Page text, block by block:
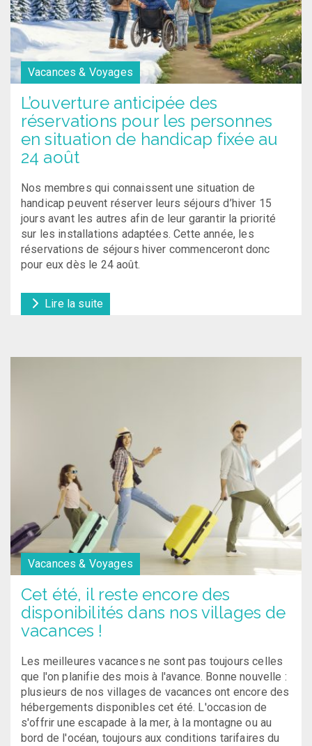
Vacances & Voyages
L’ouverture anticipée des
réservations pour les personnes
en situation de handicap fixée au
24 août
Nos membres qui connaissent une situation de
handicap peuvent réserver leurs séjours d’hiver 15
jours avant les autres afin de leur garantir la priorité
sur les installations adaptées. Cette année, les
réservations de séjours hiver commenceront donc
pour eux dès le 24 août.
Lire la suite
Vacances & Voyages
Cet été, il reste encore des
disponibilités dans nos villages de
vacances !
Les meilleures vacances ne sont pas toujours celles
que l'on planifie des mois à l'avance. Bonne nouvelle :
plusieurs de nos villages de vacances ont encore des
hébergements disponibles cet été. L'occasion de
s'offrir une escapade à la mer, à la montagne ou au
bord de l'océan, toujours aux conditions tarifaires du